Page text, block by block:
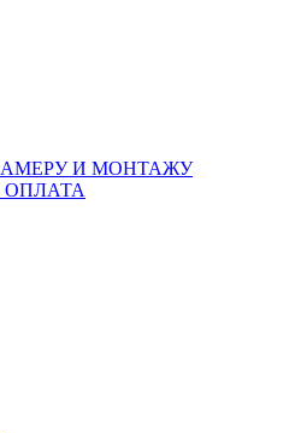
И МОНТАЖУ
ОПЛАТА